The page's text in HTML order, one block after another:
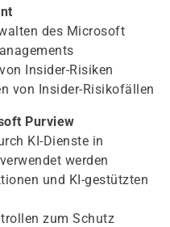
des Microsoft
Insider-Risiken
von Insider-Risikofällen
Purview
KI-Dienste in
werden
und KI-gestützten
zum Schutz